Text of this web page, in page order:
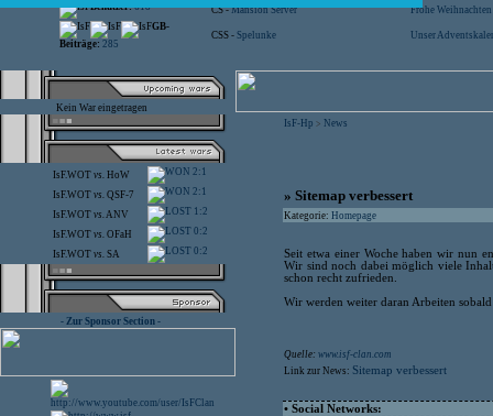
Benutzer: 618 CS -Mansion Server
Frohe
GB-
Beiträge: 285
CSS - Spelunke Unser
Kein War eingetragen
IsF.WOT vs. HoW 2:1
IsF.WOT vs. QSF-7 2:1
IsF.WOT vs.ANV 1:2
IsF.WOT vs. OFaH 0:2
IsF.WOT vs. SA 0:2
- Zur Sponsor Section -
IsF-Hp > News
» Sitemap verbessert
Kategorie: Homepage
Seit etwa einer Woche haben wir nun
Wir sind noch dabei möglich viele
schon recht zufrieden.
Wir werden weiter daran Arbeiten
Quelle: www.isf-clan.com
Link zur News: Sitemap verbessert
• Social Networks: